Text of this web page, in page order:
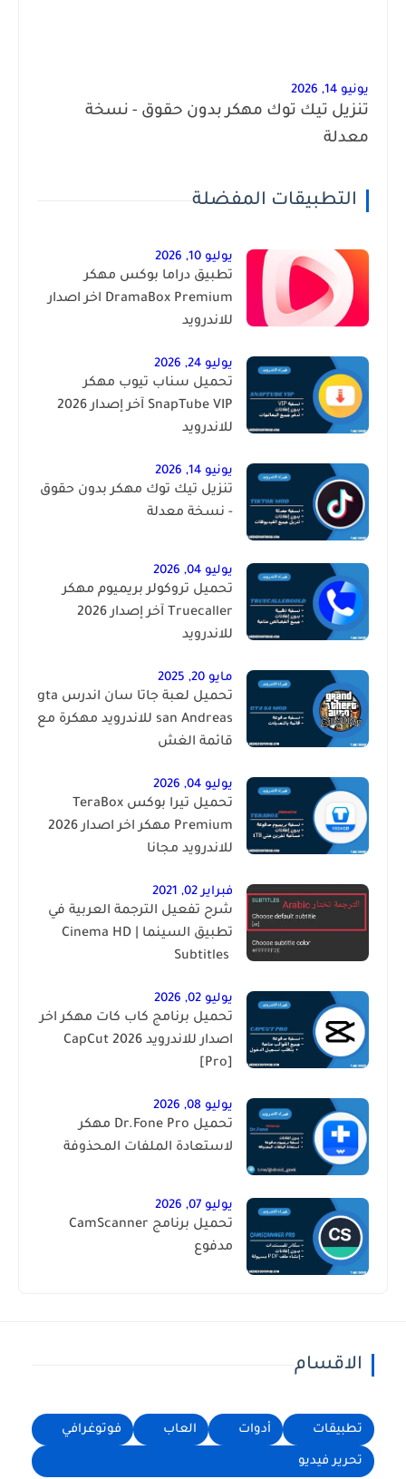
يونيو 14, 2026
تنزيل تيك توك مهكر بدون حقوق - نسخة
معدلة
التطبيقات المفضلة
يوليو 10, 2026
تطبيق دراما بوكس مهكر
DramaBox Premium اخر اصدار
للاندرويد
يوليو 24, 2026
تحميل سناب تيوب مهكر
SnapTube VIP آخر إصدار 2026
للاندرويد
يونيو 14, 2026
تنزيل تيك توك مهكر بدون حقوق
- نسخة معدلة
يوليو 04, 2026
تحميل تروكولر بريميوم مهكر
Truecaller آخر إصدار 2026
للاندرويد
مايو 20, 2025
تحميل لعبة جاتا سان اندرس gta
san Andreas للاندرويد مهكرة مع
قائمة الغش
يوليو 04, 2026
تحميل تيرا بوكس TeraBox
Premium مهكر اخر اصدار 2026
للاندرويد مجانا
فبراير 02, 2021
شرح تفعيل الترجمة العربية في
تطبيق السينما | ‏Cinema HD
Subtitles ‎
يوليو 02, 2026
تحميل برنامج كاب كات مهكر اخر
اصدار للاندرويد 2026 CapCut
[Pro]
يوليو 08, 2026
تحميل Dr.Fone Pro مهكر
لاستعادة الملفات المحذوفة
يوليو 07, 2026
تحميل برنامج CamScanner
مدفوع
الاقسام
تطبيقات أدوات العاب فوتوغرافي
تحرير فيديو